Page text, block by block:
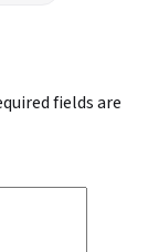
fields are